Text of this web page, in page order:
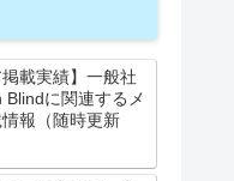
掲載実績】一般社
Blindに関連するメ
報（随時更新